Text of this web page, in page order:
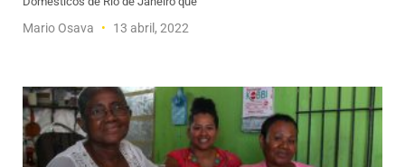
Mario Osava 13 abril, 2022